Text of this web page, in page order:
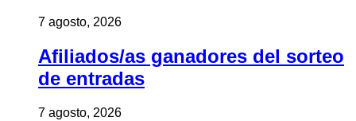
7 agosto, 2026
Afiliados/as ganadores del sorteo
de entradas
7 agosto, 2026